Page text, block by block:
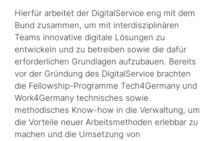
Hierfür arbeitet der DigitalService eng mit dem
Bund zusammen, um mit interdis­zi­pli­nären
Teams innovative digitale Lösungen zu
entwickeln und zu betreiben sowie die dafür
erforderlichen Grundlagen aufzubauen. Bereits
vor der Gründung des DigitalService brachten
die Fellowship-Programme Tech4Germany und
Work4Germany technisches sowie
methodisches Know-how in die Verwaltung, um
die Vorteile neuer Arbeitsmethoden erlebbar zu
machen und die Umsetzung von